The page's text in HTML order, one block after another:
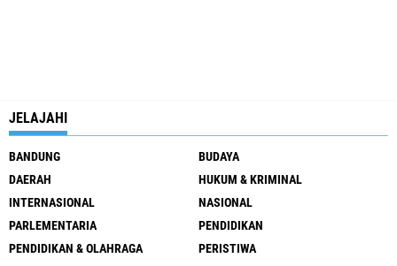
JELAJAHI
BANDUNG
BUDAYA
DAERAH
HUKUM & KRIMINAL
INTERNASIONAL
NASIONAL
PARLEMENTARIA
PENDIDIKAN
PENDIDIKAN & OLAHRAGA
PERISTIWA